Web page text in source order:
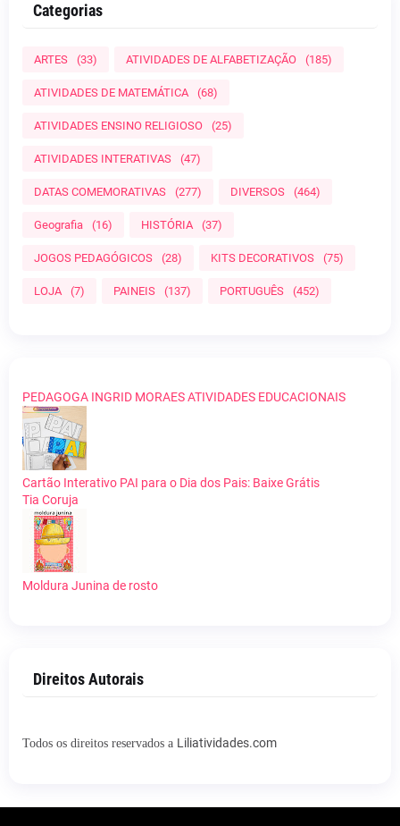
Categorias
ARTES (33) ATIVIDADES DE ALFABETIZAÇÃO (185)
ATIVIDADES DE MATEMÁTICA (68)
ATIVIDADES ENSINO RELIGIOSO (25)
ATIVIDADES INTERATIVAS (47)
DATAS COMEMORATIVAS (277) DIVERSOS (464)
Geografia (16) HISTÓRIA (37)
JOGOS PEDAGÓGICOS (28) KITS DECORATIVOS (75)
LOJA (7) PAINEIS (137) PORTUGUÊS (452)
PEDAGOGA INGRID MORAES ATIVIDADES EDUCACIONAIS
Cartão Interativo PAI para o Dia dos Pais: Baixe Grátis
Tia Coruja
Moldura Junina de rosto
Direitos Autorais
Todos os direitos reservados a Liliatividades.com